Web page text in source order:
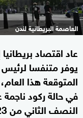
العاصمة البريطانية لندن
يوفر متنفسا لرئيس
المتوقعة هذا
في حالة ركود ناجمة
النصف الثاني من 2023.